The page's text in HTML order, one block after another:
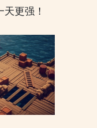
更强！